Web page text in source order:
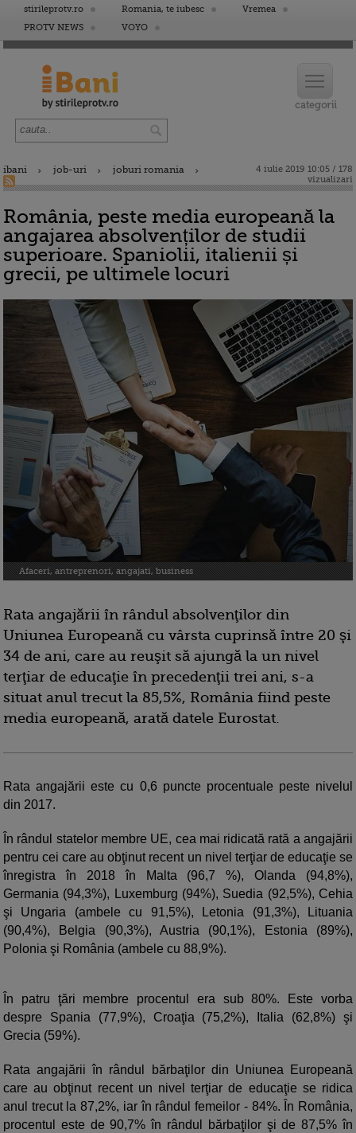
stirileprotv.ro Romania, te iubesc
Vremea
PROTV NEWS
VOYO
ibani job-uri joburi romania
4 iulie 2019 10:05 / 178
vizualizari
România, peste media europeană la
angajarea absolvenților de studii
superioare. Spaniolii, italienii și
grecii, pe ultimele locuri
Afaceri, antreprenori, angajati, business
Rata angajării în rândul absolvenţilor din
Uniunea Europeană cu vârsta cuprinsă între 20 şi
34 de ani, care au reuşit să ajungă la un nivel
terţiar de educaţie în precedenţii trei ani, s-a
situat anul trecut la 85,5%, România fiind peste
media europeană, arată datele Eurostat.
Rata angajării este cu 0,6 puncte procentuale peste nivelul
din 2017.
În rândul statelor membre UE, cea mai ridicată rată a angajării
pentru cei care au obţinut recent un nivel terţiar de educaţie se
înregistra în 2018 în Malta (96,7 %), Olanda (94,8%),
Germania (94,3%), Luxemburg (94%), Suedia (92,5%), Cehia
şi Ungaria (ambele cu 91,5%), Letonia (91,3%), Lituania
(90,4%), Belgia (90,3%), Austria (90,1%), Estonia (89%),
Polonia şi România (ambele cu 88,9%).
În patru ţări membre procentul era sub 80%. Este vorba
despre Spania (77,9%), Croaţia (75,2%), Italia (62,8%) şi
Grecia (59%).
Rata angajării în rândul bărbaţilor din Uniunea Europeană
care au obţinut recent un nivel terţiar de educaţie se ridica
anul trecut la 87,2%, iar în rândul femeilor - 84%. În România,
procentul este de 90,7% în rândul bărbaţilor şi de 87,5% în